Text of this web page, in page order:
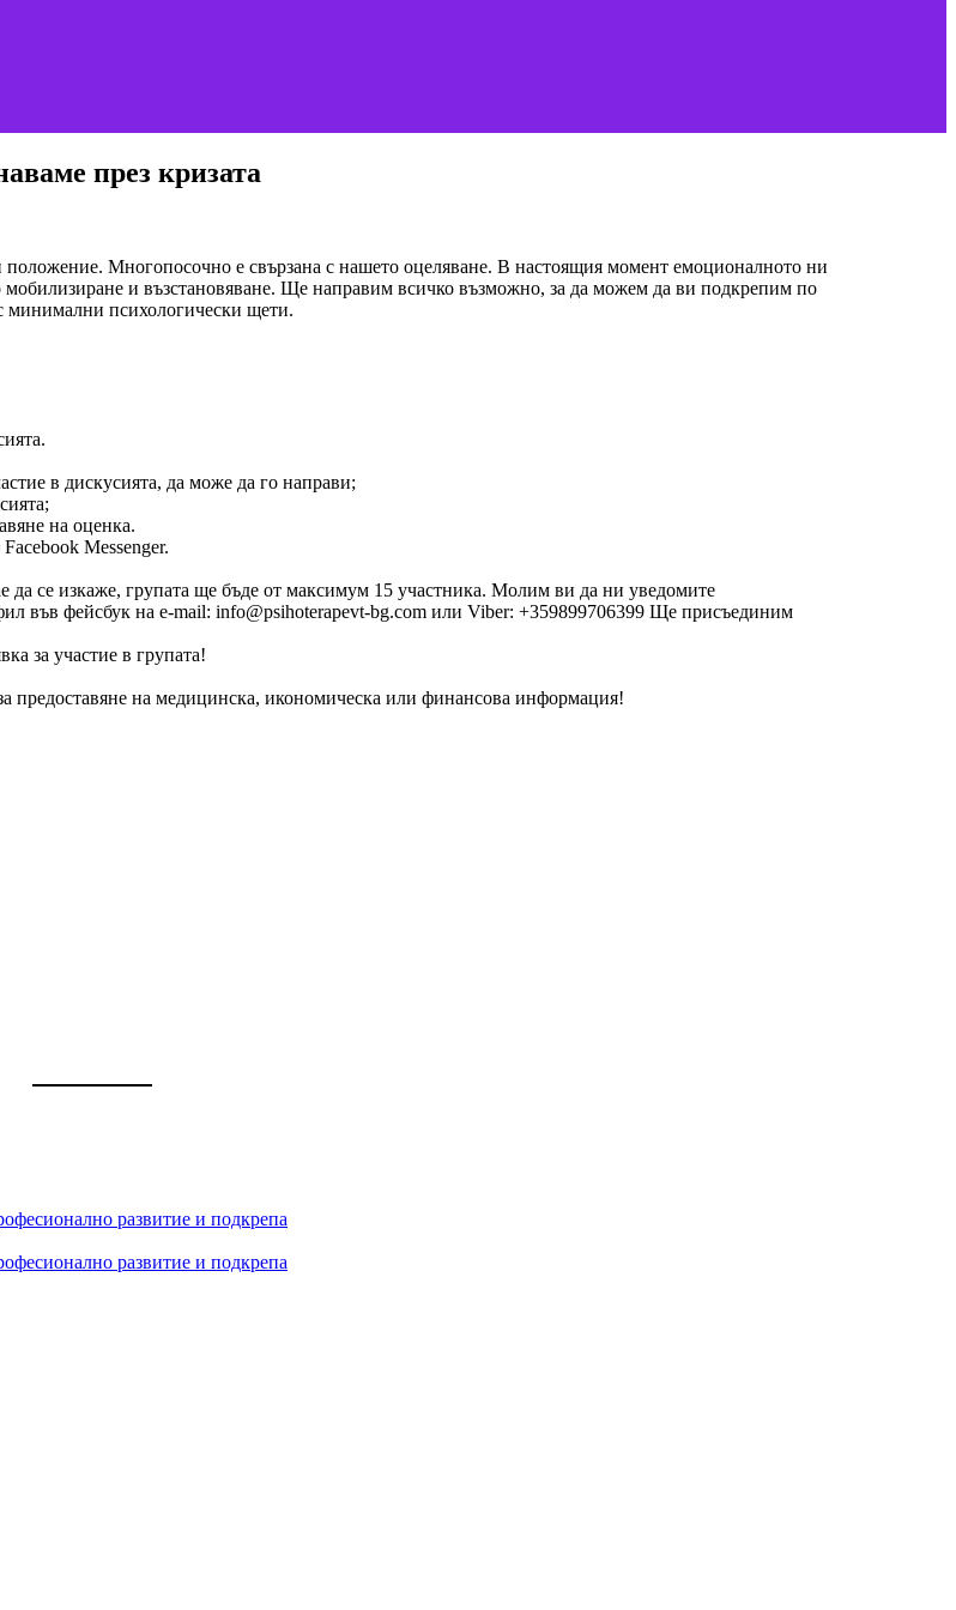
през кризата
положение. Многопосочно е свързана с нашето оцеляване. В настоящия момент емоционалното ни
и възстановяване. Ще направим всичко възможно, за да можем да ви подкрепим по
минимални психологически щети.
в дискусията, да може да го направи;
на оценка.
Messenger.
да се изкаже, групата ще бъде от максимум 15 участника. Молим ви да ни уведомите
във фейсбук на e-mail: info@psihoterapevt-bg.com или Viber: +359899706399 Ще присъединим
за участие в групата!
предоставяне на медицинска, икономическа или финансова информация!
развитие и подкрепа
развитие и подкрепа